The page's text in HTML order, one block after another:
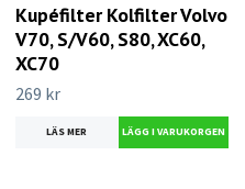
Kupéfilter Kolfilter Volvo
V70, S/V60, S80, XC60,
XC70
269 kr
LÄS MER